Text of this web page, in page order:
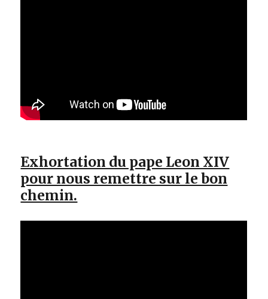
Exhortation du pape Leon XIV
pour nous remettre sur le bon
chemin.